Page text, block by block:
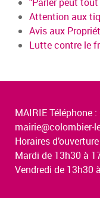
Attention aux
Avis aux
Lutte contre le
MAIRIE Téléphone
mairie@colombier-
Horaires
Mardi de 13h30 à
Vendredi de 13h30